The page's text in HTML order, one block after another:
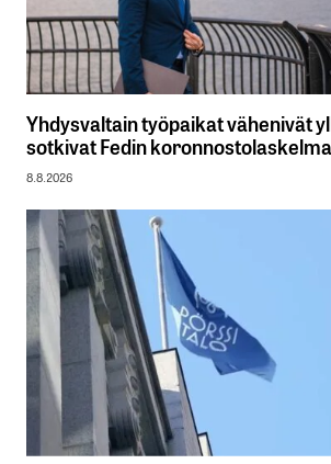
Yhdysvaltain työpaikat vähenivät
sotkivat Fedin
8.8.2026